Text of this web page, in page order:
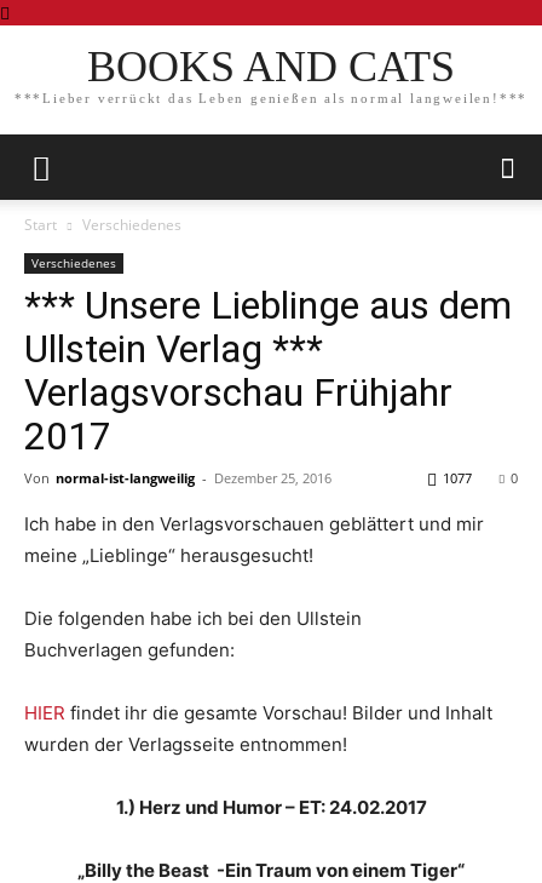
BOOKS AND CATS
***Lieber verrückt das Leben genießen als normal langweilen!***
Start Verschiedenes
Verschiedenes
*** Unsere Lieblinge aus dem
Ullstein Verlag ***
Verlagsvorschau Frühjahr
2017
Von normal-ist-langweilig - Dezember 25, 2016 0
1077
Ich habe in den Verlagsvorschauen geblättert und mir
meine „Lieblinge“ herausgesucht!
Die folgenden habe ich bei den Ullstein
Buchverlagen gefunden:
HIER findet ihr die gesamte Vorschau! Bilder und Inhalt
wurden der Verlagsseite entnommen!
1.) Herz und Humor – ET: 24.02.2017
„Billy the Beast -Ein Traum von einem Tiger“